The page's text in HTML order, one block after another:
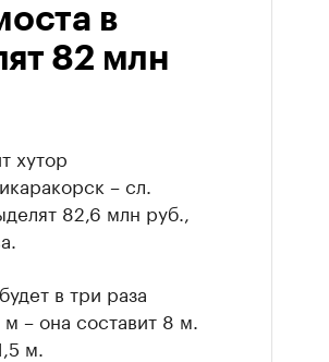
в
82 млн
хутор
– сл.
82,6 млн руб.,
в три раза
– она составит 8 м.
м.